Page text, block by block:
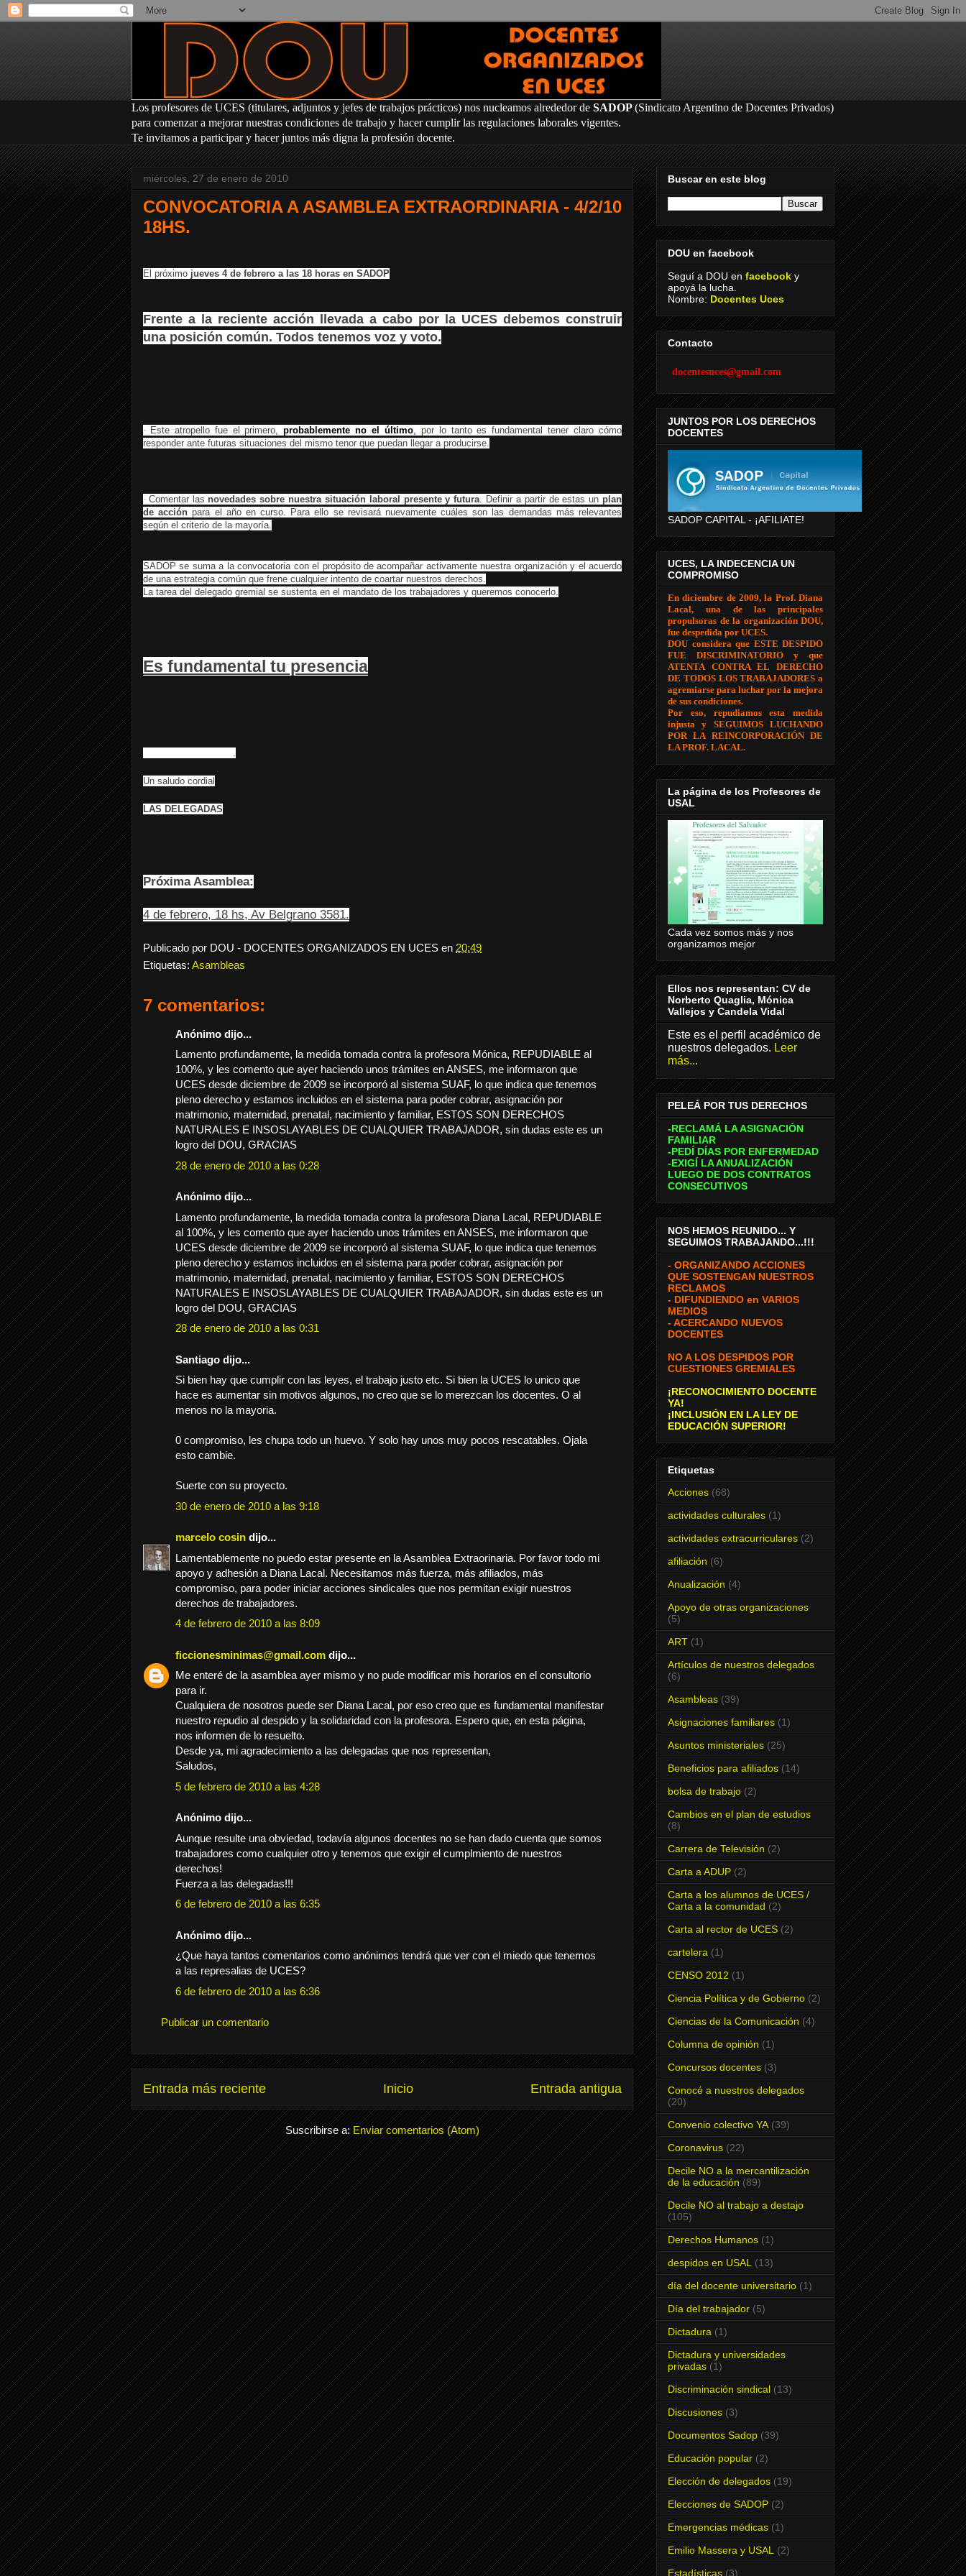
Los profesores de UCES (titulares, adjuntos y jefes de trabajos prácticos) nos nucleamos alrededor de SADOP(Sindicato Argentino de Docentes Privados)
para comenzar a mejorar nuestras condiciones de trabajo y hacer cumplir las regulaciones laborales vigentes.
Te invitamos a participar y hacer juntos más digna la profesión docente.
miércoles, 27 de enero de 2010
CONVOCATORIA A ASAMBLEA EXTRAORDINARIA - 4/2/10
18HS.
El próximo jueves 4 de febrero a las 18 horas en SADOP
Frente a la reciente acción llevada a cabo por la UCES debemos construir
una posición común. Todos tenemos voz y voto.
· Este atropello fue el primero,probablemente no el último, por lo tanto es fundamental tener claro cómo
responder ante futuras situaciones del mismo tenor que puedan llegar a producirse.
· Comentar las novedades sobre nuestra situación laboral presente y futura. Definir a partir de estas un plan
de acción para el año en curso. Para ello se revisará nuevamente cuáles son las demandas más relevantes
según el criterio de la mayoría.
SADOP se suma a la convocatoria con el propósito de acompañar activamente nuestra organización y el acuerdo
de una estrategia común que frene cualquier intento de coartar nuestros derechos.
La tarea del delegado gremial se sustenta en el mandato de los trabajadores y queremos conocerlo.
Es fundamental tu presencia
.
Un saludo cordial
LAS DELEGADAS
Próxima Asamblea:
4 de febrero, 18 hs, Av Belgrano 3581.
Publicado por DOU - DOCENTES ORGANIZADOS EN UCES en 20:49
Etiquetas: Asambleas
7 comentarios:
Anónimo dijo...
Lamento profundamente, la medida tomada contra la profesora Mónica, REPUDIABLE al
100%, y les comento que ayer haciendo unos trámites en ANSES, me informaron que
UCES desde diciembre de 2009 se incorporó al sistema SUAF, lo que indica que tenemos
pleno derecho y estamos incluidos en el sistema para poder cobrar, asignación por
matrimonio, maternidad, prenatal, nacimiento y familiar, ESTOS SON DERECHOS
NATURALES E INSOSLAYABLES DE CUALQUIER TRABAJADOR, sin dudas este es un
logro del DOU, GRACIAS
28 de enero de 2010 a las 0:28
Anónimo dijo...
Lamento profundamente, la medida tomada contra la profesora Diana Lacal, REPUDIABLE
al 100%, y les comento que ayer haciendo unos trámites en ANSES, me informaron que
UCES desde diciembre de 2009 se incorporó al sistema SUAF, lo que indica que tenemos
pleno derecho y estamos incluidos en el sistema para poder cobrar, asignación por
matrimonio, maternidad, prenatal, nacimiento y familiar, ESTOS SON DERECHOS
NATURALES E INSOSLAYABLES DE CUALQUIER TRABAJADOR, sin dudas este es un
logro del DOU, GRACIAS
28 de enero de 2010 a las 0:31
Santiago dijo...
Si bien hay que cumplir con las leyes, el trabajo justo etc. Si bien la UCES lo unico que
hace es aumentar sin motivos algunos, no creo que se lo merezcan los docentes. O al
menos no la mayoria.
0 compromiso, les chupa todo un huevo. Y solo hay unos muy pocos rescatables. Ojala
esto cambie.
Suerte con su proyecto.
30 de enero de 2010 a las 9:18
marcelo cosin dijo...
Lamentablemente no puedo estar presente en la Asamblea Extraorinaria. Por favor todo mi
apoyo y adhesión a Diana Lacal. Necesitamos más fuerza, más afiliados, más
compromiso, para poder iniciar acciones sindicales que nos permitan exigir nuestros
derechos de trabajadores.
4 de febrero de 2010 a las 8:09
ficcionesminimas@gmail.com dijo...
Me enteré de la asamblea ayer mismo y no pude modificar mis horarios en el consultorio
para ir.
Cualquiera de nosotros puede ser Diana Lacal, por eso creo que es fundamental manifestar
nuestro repudio al despido y la solidaridad con la profesora. Espero que, en esta página,
nos informen de lo resuelto.
Desde ya, mi agradecimiento a las delegadas que nos representan,
Saludos,
5 de febrero de 2010 a las 4:28
Anónimo dijo...
Aunque resulte una obviedad, todavía algunos docentes no se han dado cuenta que somos
trabajadores como cualquier otro y tenemos que exigir el cumplmiento de nuestros
derechos!
Fuerza a las delegadas!!!
6 de febrero de 2010 a las 6:35
Anónimo dijo...
¿Que haya tantos comentarios como anónimos tendrá que ver con el miedo que tenemos
a las represalias de UCES?
6 de febrero de 2010 a las 6:36
Publicar un comentario
Entrada más reciente Entrada antigua
Inicio
Suscribirse a:Enviar comentarios (Atom)
Buscar en este blog
DOU en facebook
Seguí a DOU en facebook y
apoyá la lucha.
Nombre: Docentes Uces
Contacto
docentesuces@gmail.com
JUNTOS POR LOS DERECHOS
DOCENTES
SADOP CAPITAL - ¡AFILIATE!
UCES, LA INDECENCIA UN
COMPROMISO
En diciembre de 2009, la Prof. Diana
Lacal, una de las principales
propulsoras de la organización DOU,
fue despedida por UCES.
DOU considera que ESTE DESPIDO
FUE DISCRIMINATORIO y que
ATENTA CONTRA EL DERECHO
DE TODOS LOS TRABAJADORES a
agremiarse para luchar por la mejora
de sus condiciones.
Por eso, repudiamos esta medida
injusta y SEGUIMOS LUCHANDO
POR LA REINCORPORACIÓN DE
LA PROF. LACAL.
La página de los Profesores de
USAL
Cada vez somos más y nos
organizamos mejor
Ellos nos representan: CV de
Norberto Quaglia, Mónica
Vallejos y Candela Vidal
Este es el perfil académico de
nuestros delegados. Leer
más...
PELEÁ POR TUS DERECHOS
-RECLAMÁ LA ASIGNACIÓN
FAMILIAR
-PEDÍ DÍAS POR ENFERMEDAD
-EXIGÍ LA ANUALIZACIÓN
LUEGO DE DOS CONTRATOS
CONSECUTIVOS
NOS HEMOS REUNIDO... Y
SEGUIMOS TRABAJANDO...!!!
- ORGANIZANDO ACCIONES
QUE SOSTENGAN NUESTROS
RECLAMOS
- DIFUNDIENDO en VARIOS
MEDIOS
- ACERCANDO NUEVOS
DOCENTES
NO A LOS DESPIDOS POR
CUESTIONES GREMIALES
¡RECONOCIMIENTO DOCENTE
YA!
¡INCLUSIÓN EN LA LEY DE
EDUCACIÓN SUPERIOR!
Etiquetas
Acciones (68)
actividades culturales (1)
actividades extracurriculares (2)
afiliación (6)
Anualización (4)
Apoyo de otras organizaciones
(5)
ART (1)
Artículos de nuestros delegados
(6)
Asambleas (39)
Asignaciones familiares (1)
Asuntos ministeriales (25)
Beneficios para afiliados (14)
bolsa de trabajo (2)
Cambios en el plan de estudios
(8)
Carrera de Televisión (2)
Carta a ADUP (2)
Carta a los alumnos de UCES /
Carta a la comunidad (2)
Carta al rector de UCES (2)
cartelera (1)
CENSO 2012 (1)
Ciencia Política y de Gobierno (2)
Ciencias de la Comunicación (4)
Columna de opinión (1)
Concursos docentes (3)
Conocé a nuestros delegados
(20)
Convenio colectivo YA (39)
Coronavirus (22)
Decile NO a la mercantilización
de la educación (89)
Decile NO al trabajo a destajo
(105)
Derechos Humanos (1)
despidos en USAL
(13)
día del docente universitario (1)
Día del trabajador (5)
Dictadura (1)
Dictadura y universidades
privadas (1)
Discriminación sindical (13)
Discusiones (3)
Documentos Sadop (39)
Educación popular (2)
Elección de delegados (19)
Elecciones de SADOP (2)
Emergencias médicas (1)
Emilio Massera y USAL
(2)
Estadísticas (3)